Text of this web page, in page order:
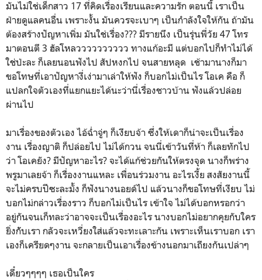
มันไม่ใช่เด็กสาว 17 ที่คิดเรื่องเรียนและความรัก ตอนนี้ เราเป็น
ฝ่ายดูแลคนอื่น เพราะงั้น มันควรจะเบาๆ เป็นกำลังใจให้กัน ถ้ามัน
ต้องสร้างปัญหาเพิ่ม มันใช่เรื่อง??? มีรายนึง เป็นรุ่นพี่วัย 47 โทร
มาตอนตี 3 ฮัลโหลวววววววววว ทางแก้อะมี แต่บอกไปก็ทำไม่ได้
ใช่ป่ะละ ก็เลยนอนฟังไป สัปหงกไป จนสายหลุด เช้ามานางก็มา
ขอโทษที่เอาปัญหางี่เง่ามาเล่าให้ฟัง ก็บอกไม่เป็นไร โอเค คือ ก็
แปลกใจตัวเองที่แยกแยะได้นะว่านี่เรื่องชาวบ้าน ฟังแล้วปล่อย
ผ่านไป
มาเรื่องของตัวเอง ไอ้ฉ่ำจู่ๆ ก็เงียบจ้า ซึ่งให้เดาก็น่าจะเป็นเรื่อง
งาน เรื่องญาติ ก็ปล่อยไป ไม่ได้กวน จนนี่เข้าวันที่ห้า ก็เลยทักไป
ว่า โอเคยัง? มีปัญหาอะไร? จะได้แก้ช่วยกันให้ตรงจุด นางก็พร่าง
พรูมาเลยจ้า ก็เรื่องงานแหละ เพื่อนร่วมงาน อะไรเงี้ย สงสัยงานนี้
จะไม่ครบปีซะละมั้ง ก็ฟังนางนอยด์ไป แล้วนางก็ขอโทษที่เงียบ ไม่
บอกไม่กล่าวเรื่องราว ก็บอกไม่เป็นไร เข้าใจ ไม่ได้บอกหรอกว่า
อยู่กันจนเก็ทละว่าอาจจะเป็นเรื่องอะไร นางบอกไม่อยากคุยกับใคร
ยิ่งกัับเรา กลัวจะเหวี่ยงใส่แล้วจะทะเลาะกัน เพราะเห็นเราบอก เรา
เองก็เครียดๆงาน จะกลายเป็นเอาเรื่องข้างนอกมาเถียงกันเปล่าๆ
เดี๋ยวๆๆๆๆ เธอเป็นใคร